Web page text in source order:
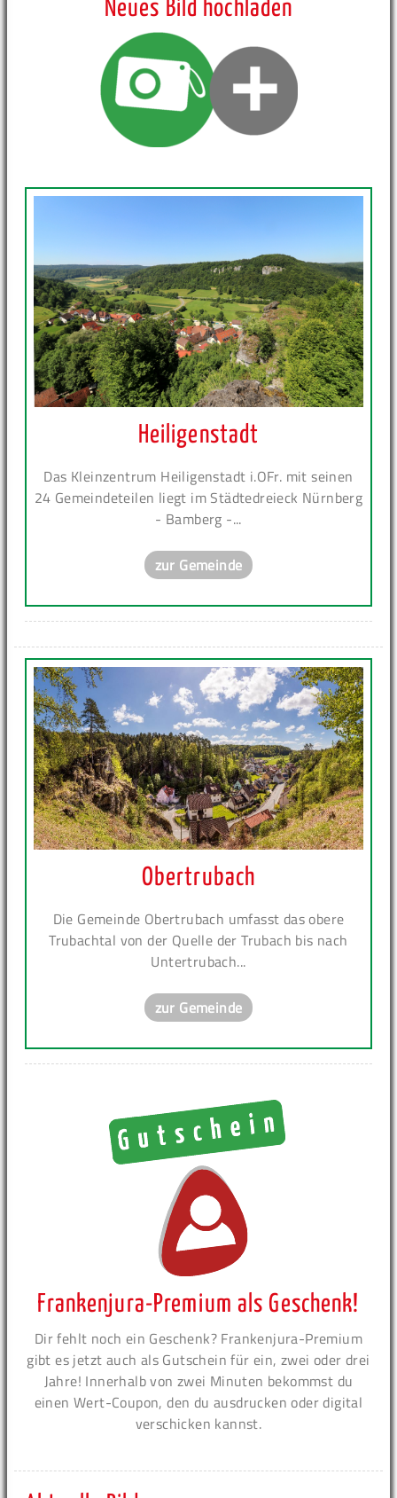
Neues Bild hochladen
Heiligenstadt
Das Kleinzentrum Heiligenstadt i.OFr. mit seinen
24 Gemeindeteilen liegt im Städtedreieck Nürnberg
- Bamberg -...
zur Gemeinde
Obertrubach
Die Gemeinde Obertrubach umfasst das obere
Trubachtal von der Quelle der Trubach bis nach
Untertrubach...
zur Gemeinde
Frankenjura-Premium als Geschenk!
Dir fehlt noch ein Geschenk? Frankenjura-Premium
gibt es jetzt auch als Gutschein für ein, zwei oder drei
Jahre! Innerhalb von zwei Minuten bekommst du
einen Wert-Coupon, den du ausdrucken oder digital
verschicken kannst.